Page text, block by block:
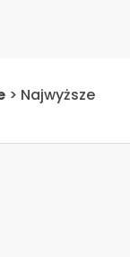
> Najwyższe